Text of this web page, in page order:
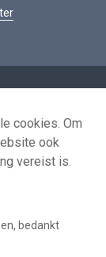
cookies. Om
ook
vereist is.
bedankt